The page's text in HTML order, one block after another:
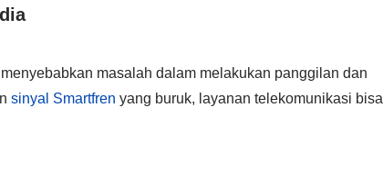
masalah dalam melakukan panggilan dan
sinyal Smartfren yang buruk, layanan telekomunikasi bisa